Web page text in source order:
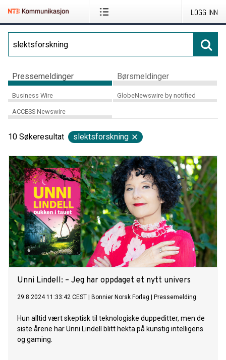
LOGG INN
Pressemeldinger Børsmeldinger
Business Wire GlobeNewswire by notified
ACCESS Newswire
10 Søkeresultat slektsforskning
Unni Lindell: – Jeg har oppdaget et nytt univers
29.8.2024 11:33:42 CEST Bonnier Norsk Forlag Pressemelding
Hun alltid vært skeptisk til teknologiske duppeditter, men de
siste årene har Unni Lindell blitt hekta på kunstig intelligens
og gaming.